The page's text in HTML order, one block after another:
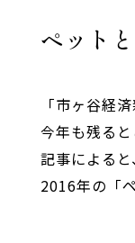
ペット
「市ヶ谷
今年も残ると
記事による
2016年の「